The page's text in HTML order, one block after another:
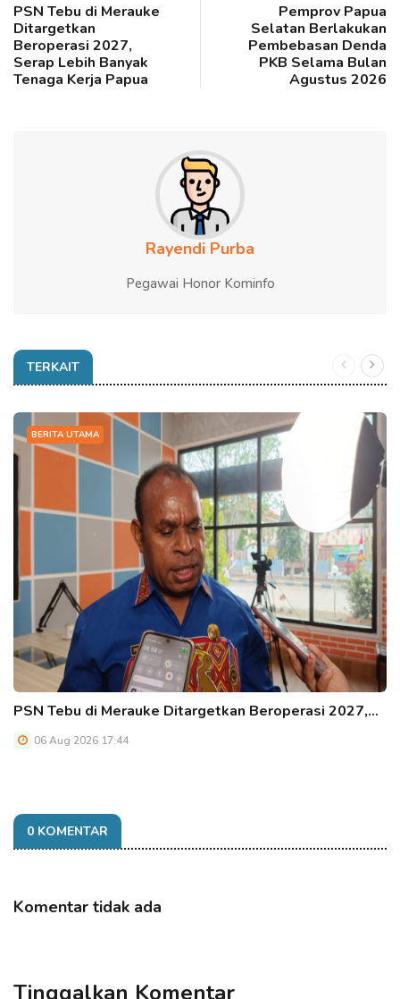
PSN Tebu di Merauke
Ditargetkan
Beroperasi 2027,
Serap Lebih Banyak
Tenaga Kerja Papua
Pemprov Papua
Selatan Berlakukan
Pembebasan Denda
PKB Selama Bulan
Agustus 2026
Rayendi Purba
Pegawai Honor Kominfo
TERKAIT
BERITA UTAMA
PSN Tebu di Merauke Ditargetkan Beroperasi 2027,…
06 Aug 2026 17:44
0 KOMENTAR
Komentar tidak ada
Tinggalkan Komentar